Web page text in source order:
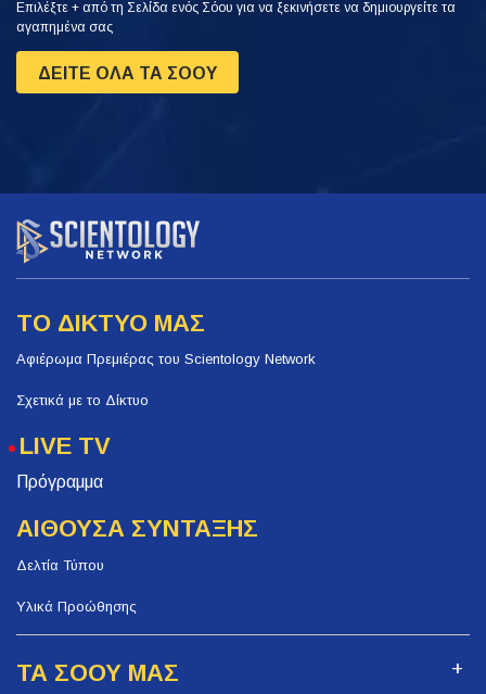
Επιλέξτε + από τη Σελίδα ενός Σόου για να ξεκινήσετε να δημιουργείτε τα
αγαπημένα σας
ΔΕΙΤΕ ΟΛΑ ΤΑ ΣΟΟΥ
ΤΟ ΔΙΚΤΥΟ ΜΑΣ
Αφιέρωμα Πρεμιέρας του Scientology Network
Σχετικά με το Δίκτυο
LIVE TV
Πρόγραμμα
ΑΙΘΟΥΣΑ ΣΥΝΤΑΞΗΣ
Δελτία Τύπου
Υλικά Προώθησης
ΤΑ ΣΟΟΥ ΜΑΣ